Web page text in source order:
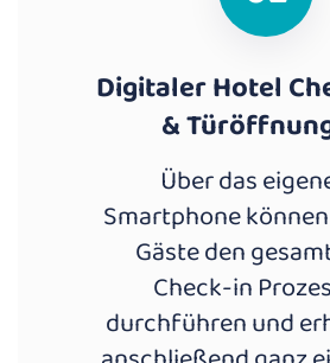
Digitaler Hotel
&
Über das
Smartphone
Gäste den
Check-in
durchführen und